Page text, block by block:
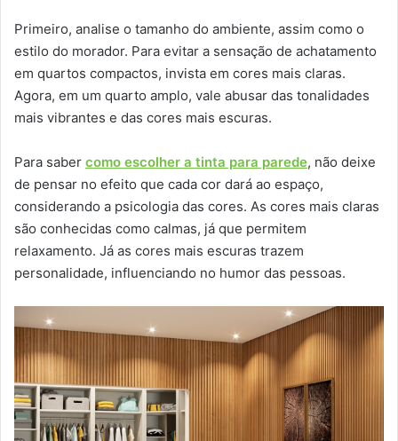
Primeiro, analise o tamanho do ambiente, assim como o
estilo do morador. Para evitar a sensação de achatamento
em quartos compactos, invista em cores mais claras.
Agora, em um quarto amplo, vale abusar das tonalidades
mais vibrantes e das cores mais escuras.
Para saber como escolher a tinta para parede, não deixe
de pensar no efeito que cada cor dará ao espaço,
considerando a psicologia das cores. As cores mais claras
são conhecidas como calmas, já que permitem
relaxamento. Já as cores mais escuras trazem
personalidade, influenciando no humor das pessoas.